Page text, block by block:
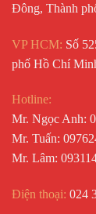
Đông, Thành
VP HCM: Số
phố Hồ Chí
Hotline:
Mr. Ngọc Anh:
Mr. Tuấn:
Mr. Lâm:
Điện thoại: 024